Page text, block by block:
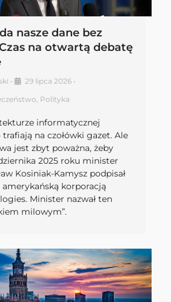
nasze dane bez
na otwartą debatę
• 29 lipca 2026 •
, Polityka
informatycznej
na czołówki gazet. Ale
jest zbyt poważna, żeby
2025 roku minister
Kosiniak-Kamysz podpisał
korporacją
Minister nazwał ten
milowym”.